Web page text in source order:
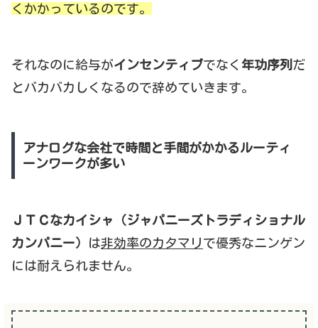
くかかっているのです。
それなのに給与がインセンティブでなく 年功序列 だ
とバカバカしくなるので辞めていきます。
アナログな会社で時間と手間がかかるルーティ
ーンワークが多い
ＪＴＣなカイシャ（ジャパニーズトラディショナル
カンパニー）
は非効率のカタマリ で優秀なニンゲン
には耐えられません。